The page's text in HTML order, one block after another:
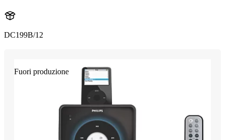
DC199B/12
Fuori produzione